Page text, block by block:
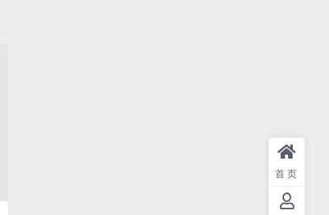
首页